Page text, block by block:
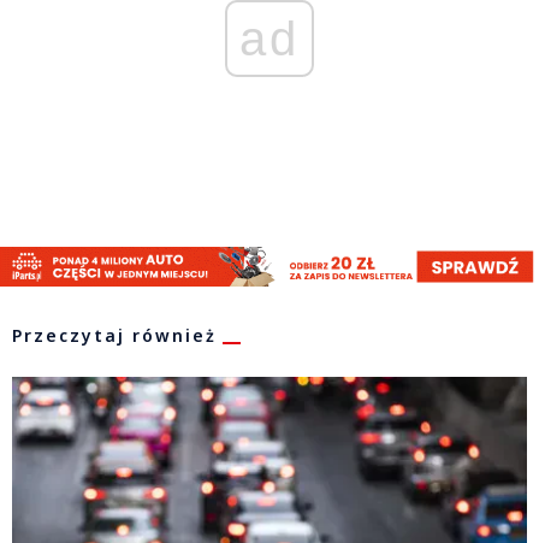
ad
Przeczytaj również